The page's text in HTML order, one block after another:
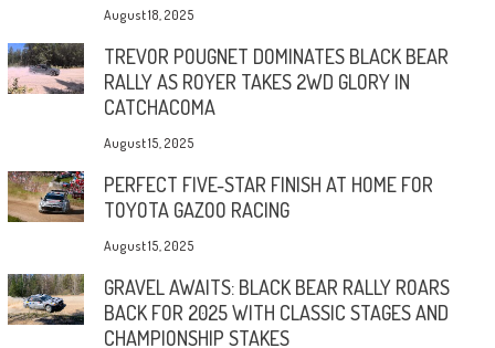
August 18, 2025
TREVOR POUGNET DOMINATES BLACK BEAR
RALLY AS ROYER TAKES 2WD GLORY IN
CATCHACOMA
August 15, 2025
PERFECT FIVE-STAR FINISH AT HOME FOR
TOYOTA GAZOO RACING
August 15, 2025
GRAVEL AWAITS: BLACK BEAR RALLY ROARS
BACK FOR 2025 WITH CLASSIC STAGES AND
CHAMPIONSHIP STAKES